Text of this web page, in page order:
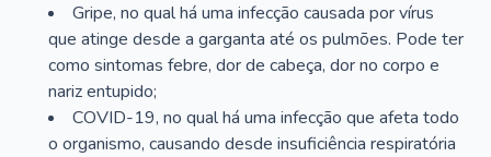
Gripe, no qual há uma infecção causada por vírus
que atinge desde a garganta até os pulmões. Pode ter
como sintomas febre, dor de cabeça, dor no corpo e
nariz entupido;
COVID-19, no qual há uma infecção que afeta todo
o organismo, causando desde insuficiência respiratória